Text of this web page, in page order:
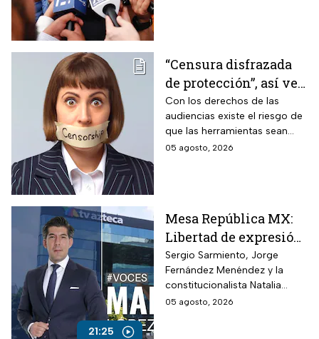
“Censura disfrazada
de protección”, así ve
Roberto Ruíz los
cambios a la Ley de
Telecomunicaciones
Con los derechos de las
audiencias existe el riesgo de
que las herramientas sean
utilizadas para presionar o
05 agosto, 2026
21:25
Mesa República MX:
Libertad de expresión
en riesgo y los
ataques contra TV
Azteca
Sergio Sarmiento, Jorge
Fernández Menéndez y la
constitucionalista Natalia
Torres analizan los recientes
05 agosto, 2026